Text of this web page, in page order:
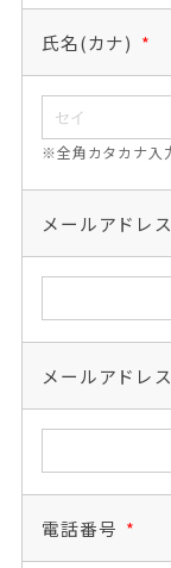
氏名(カナ) *
※全角カタカナ入
メールアドレス
メールアドレ
電話番号 *